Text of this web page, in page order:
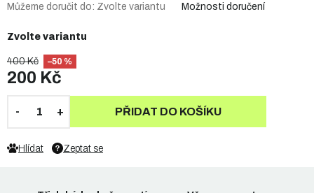
400 Kč –50 %
200 Kč
Zvolte variantu
Můžeme doručit do: Zvolte variantu Možnosti doručení
PŘIDAT DO KOŠÍKU
Zeptat se
Hlídat